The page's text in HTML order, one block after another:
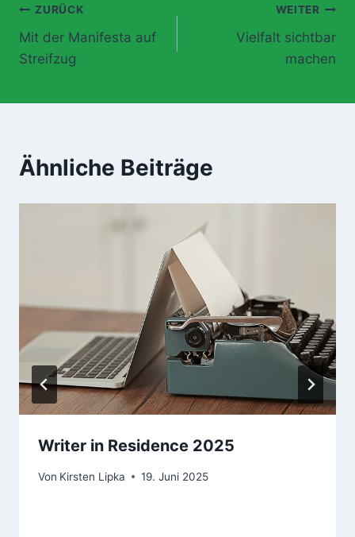
Beitragsnavigation
ZURÜCK
Mit der Manifesta auf
Streifzug
WEITER
Vielfalt sichtbar
machen
Ähnliche Beiträge
Writer in Residence 2025
Von Kirsten Lipka 19. Juni 2025